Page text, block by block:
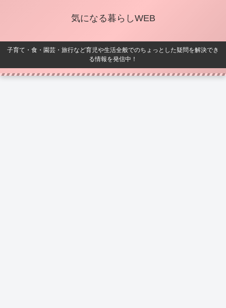
気になる暮らしWEB
子育て・食・園芸・旅行など育児や生活全般でのちょっとした疑問を解決でき
る情報を発信中！